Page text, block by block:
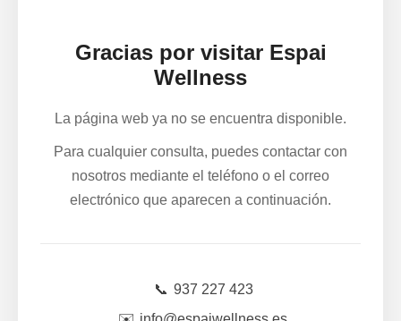
Gracias por visitar Espai
Wellness
La página web ya no se encuentra disponible.
Para cualquier consulta, puedes contactar con
nosotros mediante el teléfono o el correo
electrónico que aparecen a continuación.
📞 937 227 423